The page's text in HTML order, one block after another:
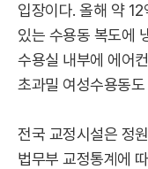
입장이다. 올해 약 12
있는 수용동 복도에
수용실 내부에 에어
초과밀 여성수용동
전국 교정시설은 정
법무부 교정통계에